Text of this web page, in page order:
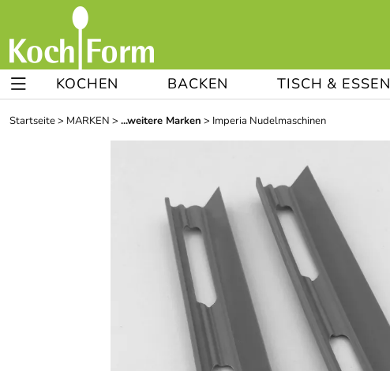
KOCHEN BACKEN TISCH & ESSEN
Startseite> MARKEN > ...weitere Marken > Imperia Nudelmaschinen